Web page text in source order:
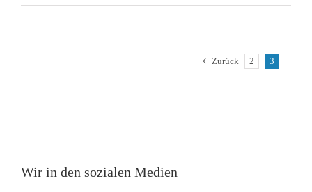
Zurück 2 3
Wir in den sozialen Medien